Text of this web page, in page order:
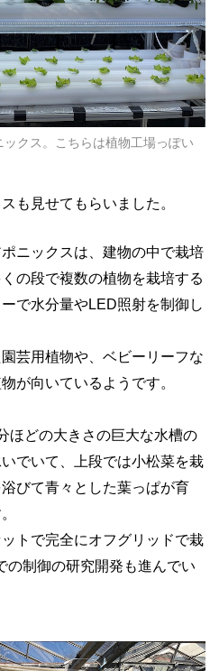
クス。こちらは植物工場っぽい
も見せてもらいました。
ニックスは、建物の中で栽培
の段で複数の植物を栽培する
で水分量やLED照射を制御し
芸用植物や、ベビーリーフな
が向いているようです。
ほどの大きさの巨大な水槽の
でいて、上段では小松菜を栽
びて青々とした葉っぱが育
トで完全にオフグリッドで栽
の制御の研究開発も進んでい